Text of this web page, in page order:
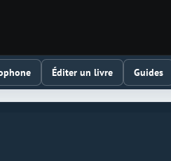
Éditer un livre Guides